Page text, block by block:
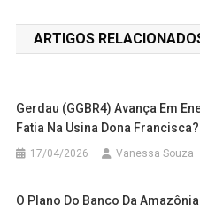
de
Post
ARTIGOS
Gerdau (GGBR4) Avança Em
Fatia Na Usina Dona Francisca?
17/04/2026 Vanessa Souza
O Plano Do Banco Da